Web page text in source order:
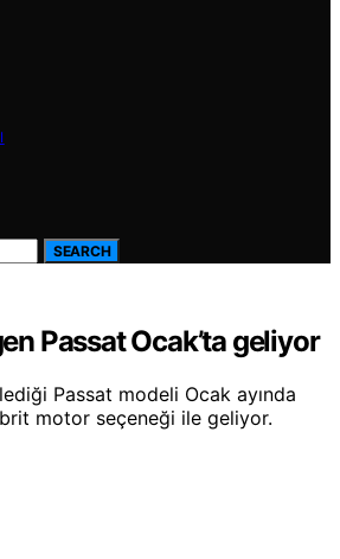
SEARCH
Passat Ocak’ta geliyor
Passat modeli Ocak ayında
motor seçeneği ile geliyor.